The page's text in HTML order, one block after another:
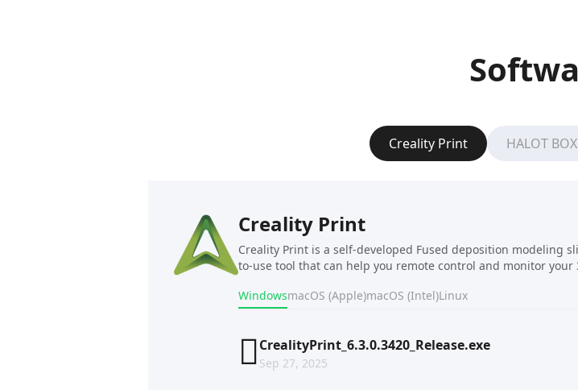
Creality Print HALOT BOX
Creality Print
Creality Print is a self-developed Fused deposition modeling
to-use tool that can help you remote control and monitor
WindowsmacOS (Apple)macOS (Intel)Linux
CrealityPrint_6.3.0.3420_Release.exe
Sep 27, 2025